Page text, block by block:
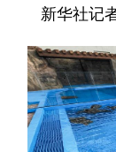
新华社记